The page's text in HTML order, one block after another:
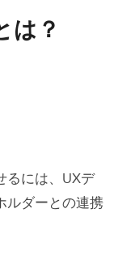
は？
るには、UXデ
ルダーとの連携